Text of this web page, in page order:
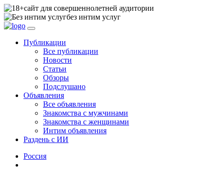
сайт для совершеннолетней аудитории
без интим услуг
Публикации
Все публикации
Новости
Статьи
Обзоры
Подслушано
Объявления
Все объявления
Знакомства с мужчинами
Знакомства с женщинами
Интим объявления
Раздень с ИИ
Россия